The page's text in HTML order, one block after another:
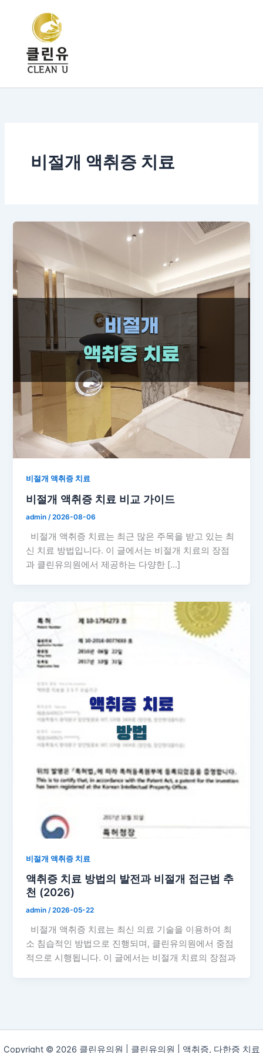
뛰
비절개 액취증 치료
비절개 액취증 치료
비절개 액취증 치료 비교 가이드
admin /2026-08-06
비절개 액취증 치료는 최근 많은 주목을 받고 있는 최
신 치료 방법입니다. 이 글에서는 비절개 치료의 장점
과 클린유의원에서 제공하는 다양한 […]
비절개 액취증 치료
액취증 치료 방법의 발전과 비절개 접근법 추
천 (2026)
admin/2026-05-22
비절개 액취증 치료는 최신 의료 기술을 이용하여 최
소 침습적인 방법으로 진행되며, 클린유의원에서 중점
적으로 시행됩니다. 이 글에서는 비절개 치료의 장점과
Copyright © 2026 클린유의원 | 클린유의원 | 액취증, 다한증 치료